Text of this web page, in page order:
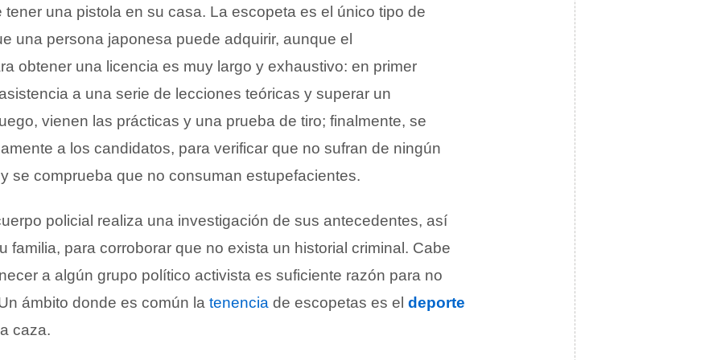
una pistola en su casa. La escopeta es el único tipo de
una persona japonesa puede adquirir, aunque el
obtener una licencia es muy largo y exhaustivo: en primer
a una serie de lecciones teóricas y superar un
vienen las prácticas y una prueba de tiro; finalmente, se
a los candidatos, para verificar que no sufran de ningún
se comprueba que no consuman estupefacientes.
policial realiza una investigación de sus antecedentes, así
familia, para corroborar que no exista un historial criminal. Cabe
a algún grupo político activista es suficiente razón para no
ámbito donde es común la tenencia de escopetas es el deporte
caza.